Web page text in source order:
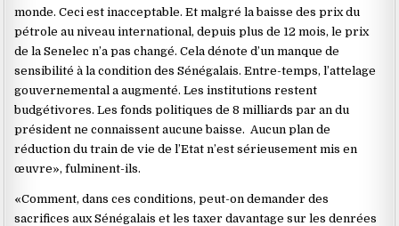
monde. Ceci est inacceptable. Et malgré la baisse des prix du
pétrole au niveau international, depuis plus de 12 mois, le prix
de la Senelec n’a pas changé. Cela dénote d’un manque de
sensibilité à la condition des Sénégalais. Entre-temps, l’attelage
gouvernemental a augmenté. Les institutions restent
budgétivores. Les fonds politiques de 8 milliards par an du
président ne connaissent aucune baisse. Aucun plan de
réduction du train de vie de l’Etat n’est sérieusement mis en
œuvre», fulminent-ils.
«Comment, dans ces conditions, peut-on demander des
sacrifices aux Sénégalais et les taxer davantage sur les denrées